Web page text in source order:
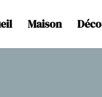
Maison Déco